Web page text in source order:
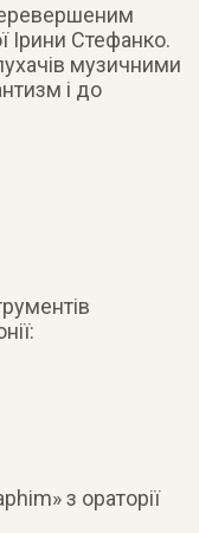
Ірини Стефанко.
музичними
і до
з ораторії